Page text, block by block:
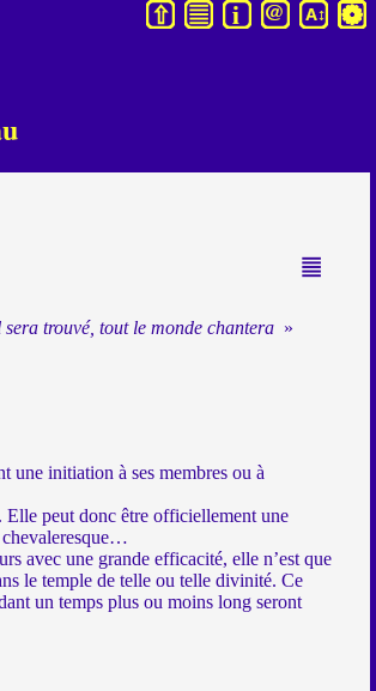
trouvé, tout le monde chantera »
une initiation à ses membres ou à
Elle peut donc être officiellement une
chevaleresque…
avec une grande efficacité, elle n’est que
le temple de telle ou telle divinité. Ce
un temps plus ou moins long seront